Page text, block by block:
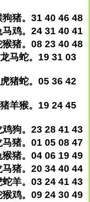
猪。31 40 46 48
鸡。24 31 40 41
猪。08 23 40 48
马蛇。19 31 03
猪蛇。05 36 42
羊猴。19 24 45
狗。23 28 41 43
猪。01 05 08 47
猪。04 06 19 49
猪。20 34 40 44
羊。03 24 41 43
鸡。09 24 30 49